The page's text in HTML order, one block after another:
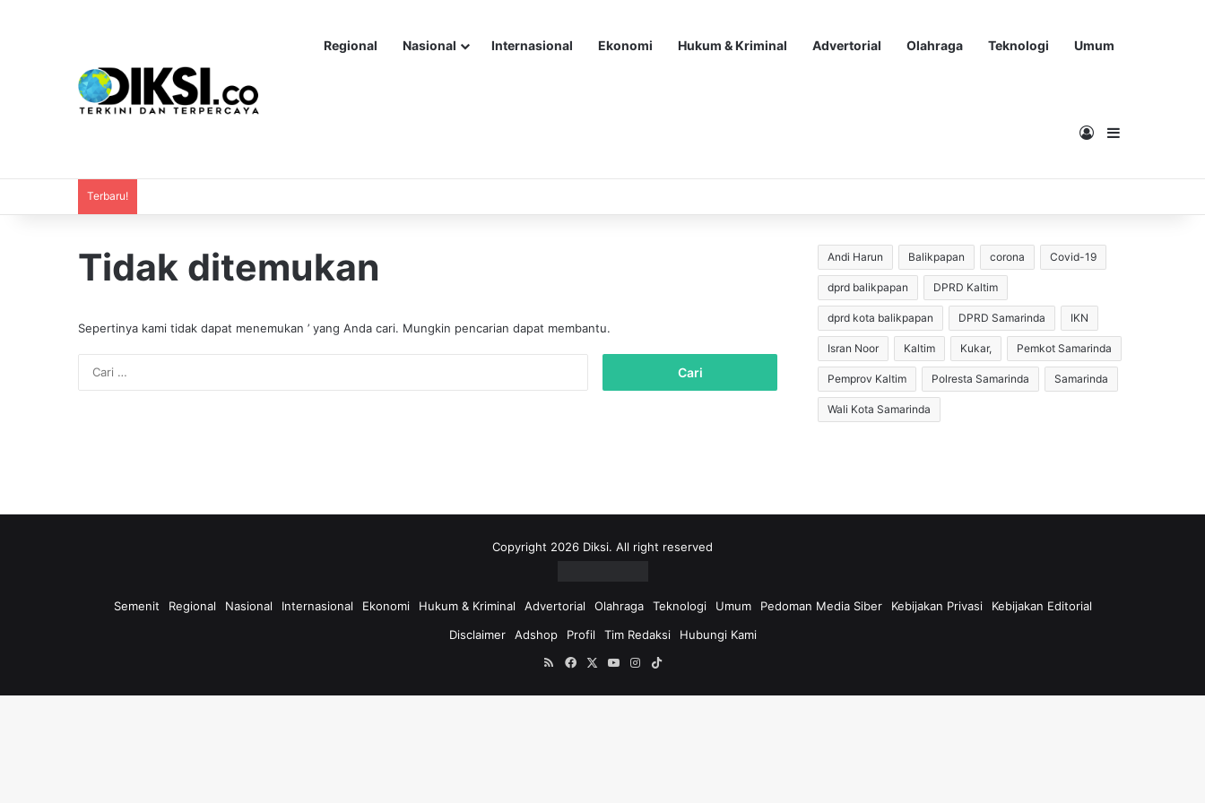
Regional Nasional Internasional Ekonomi Hukum & Kriminal Advertorial Olahraga Teknologi Umum
Masuk
Terbaru!
Tidak ditemukan
Sepertinya kami tidak dapat menemukan ’ yang Anda cari. Mungkin pencarian dapat membantu.
k
Andi Harun Balikpapan corona Covid-19
dprd balikpapan DPRD Kaltim
dprd kota balikpapan DPRD Samarinda IKN
Isran Noor Kaltim Kukar, Pemkot Samarinda
Pemprov Kaltim Polresta Samarinda Samarinda
Wali Kota Samarinda
Copyright 2026 Diksi. All right reserved
Semenit Regional Nasional Internasional Ekonomi Hukum & Kriminal Advertorial Olahraga Teknologi Umum Pedoman Media Siber Kebijakan Privasi
Kebijakan Editorial
Disclaimer
Adshop Profil Tim Redaksi
Hubungi Kami
RSSFacebookYouTubeInstagram
TikTok